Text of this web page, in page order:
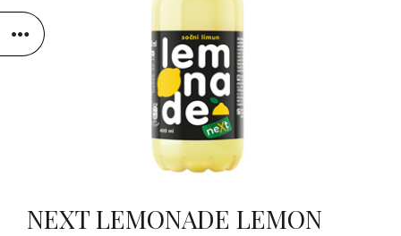
NEXT LEMONADE LEMON